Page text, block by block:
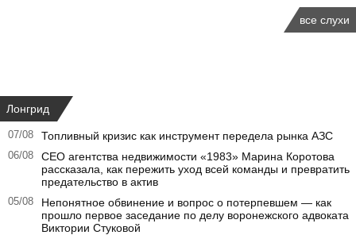
все слухи
Лонгрид
07/08 Топливный кризис как инструмент передела рынка АЗС
06/08
CEO агентства недвижимости «1983» Марина Коротова
рассказала, как пережить уход всей команды и превратить
предательство в актив
05/08
Непонятное обвинение и вопрос о потерпевшем — как
прошло первое заседание по делу воронежского адвоката
Виктории Стуковой